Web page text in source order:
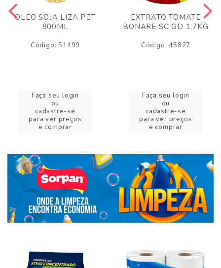
OLEO SOJA LIZA PET
900ML
Código: 51499
Faça seu login
ou
cadastre-se
para ver preços
e comprar
EXTRATO TOMATE
BONARE SC GD 1,7KG
Código: 45827
Faça seu login
ou
cadastre-se
para ver preços
e comprar